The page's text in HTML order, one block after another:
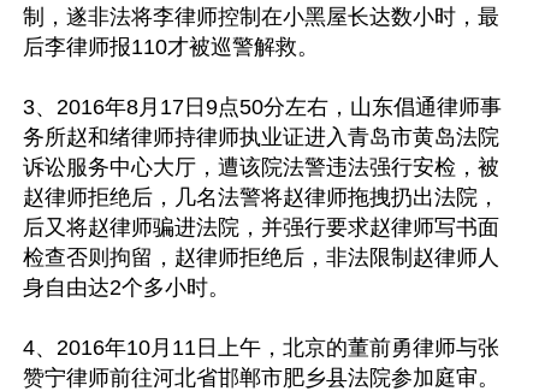
制，遂非法将李律师控制在小黑屋长达数小时，最
后李律师报110才被巡警解救。
3、2016年8月17日9点50分左右，山东倡通律师事
务所赵和绪律师持律师执业证进入青岛市黄岛法院
诉讼服务中心大厅，遭该院法警违法强行安检，被
赵律师拒绝后，几名法警将赵律师拖拽扔出法院，
后又将赵律师骗进法院，并强行要求赵律师写书面
检查否则拘留，赵律师拒绝后，非法限制赵律师人
身自由达2个多小时。
4、2016年10月11日上午，北京的董前勇律师与张
赞宁律师前往河北省邯郸市肥乡县法院参加庭审。